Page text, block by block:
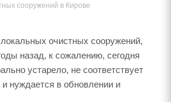
сооружений в Кирове
очистных сооружений,
назад, к сожалению, сегодня
устарело, не соответствует
нуждается в обновлении и